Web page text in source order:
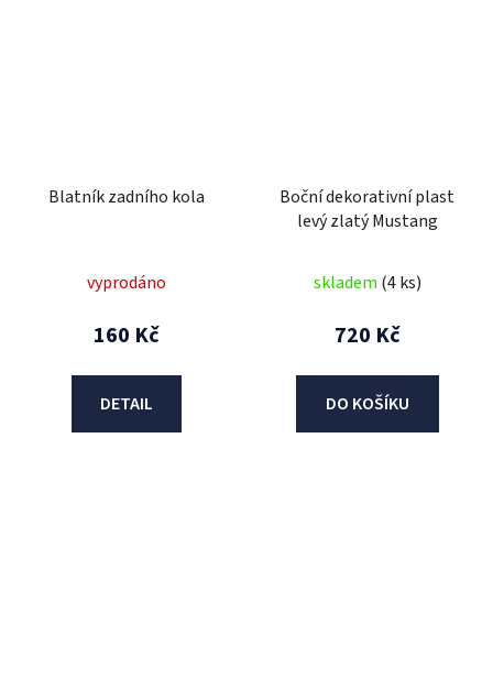
Blatník zadního kola
vyprodáno
160 Kč
DETAIL
Boční dekorativní plast
levý zlatý Mustang
skladem (4 ks)
720 Kč
DO KOŠÍKU